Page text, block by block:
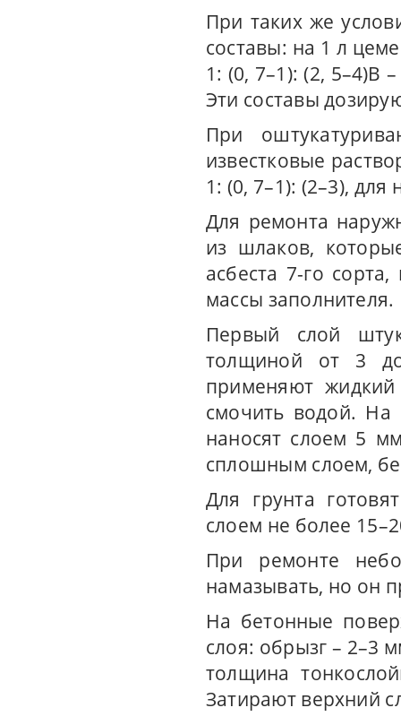
При таких же
составы: на 1 л
1: (0, 7–1): (2, 5–4)В
Эти составы
При
известковые
1: (0, 7–1): (2–3), для
Для ремонта
из шлаков,
асбеста 7-го
массы заполнителя.
Первый слой
толщиной от 3
применяют жидкий
смочить водой. На
наносят слоем 5
сплошным слоем,
Для грунта
слоем не более
При ремонте
намазывать, но он
На бетонные
слоя: обрызг – 2–3
толщина
Затирают верхний